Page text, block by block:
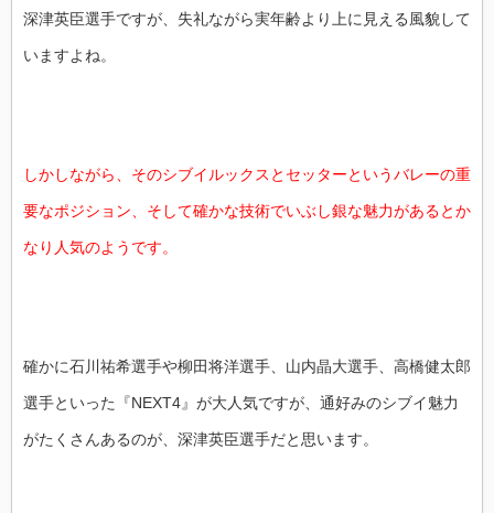
深津英臣選手ですが、失礼ながら実年齢より上に見える風貌して
いますよね。
しかしながら、そのシブイルックスとセッターというバレーの重
要なポジション、そして確かな技術でいぶし銀な魅力があるとか
なり人気のようです。
確かに石川祐希選手や柳田将洋選手、山内晶大選手、高橋健太郎
選手といった『NEXT4』が大人気ですが、通好みのシブイ魅力
がたくさんあるのが、深津英臣選手だと思います。